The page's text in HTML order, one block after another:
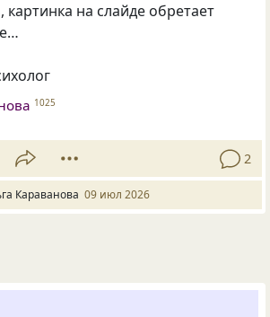
картинка на слайде обретает
1025
2
Караванова 09 июл 2026